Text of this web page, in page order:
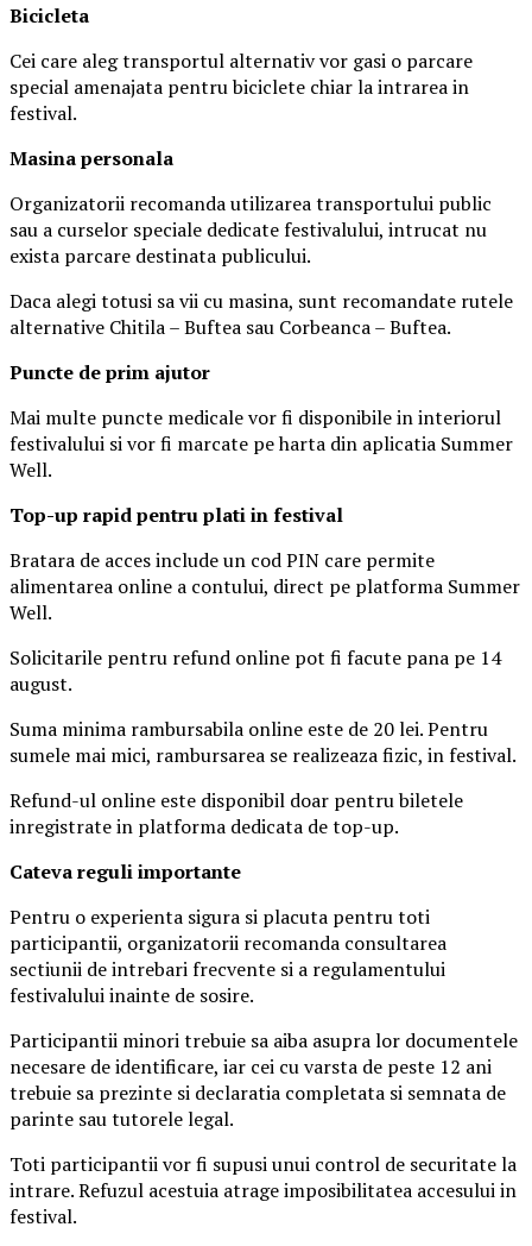
Bicicleta
Cei care aleg transportul alternativ vor gasi o parcare
special amenajata pentru biciclete chiar la intrarea in
festival.
Masinapersonala
Organizatorii recomanda utilizarea transportului public
sau a curselor speciale dedicate festivalului, intrucat nu
exista parcare destinata publicului.
Daca alegi totusi sa vii cu masina, sunt recomandate rutele
alternative Chitila – Buftea sau Corbeanca – Buftea.
Puncte de prim ajutor
Mai multe puncte medicale vor fi disponibile in interiorul
festivalului si vor fi marcate pe harta din aplicatia Summer
Well.
Top-up rapid pentru plati in festival
Bratara de acces include un cod PIN care permite
alimentarea online a contului, direct pe platforma Summer
Well.
Solicitarile pentru refund online pot fi facute pana pe 14
august.
Suma minima rambursabila online este de 20 lei. Pentru
sumele mai mici, rambursarea se realizeaza fizic, in festival.
Refund-ul online este disponibil doar pentru biletele
inregistrate in platforma dedicata de top-up.
Cateva reguli importante
Pentru o experienta sigura si placuta pentru toti
participantii, organizatorii recomanda consultarea
sectiunii de intrebari frecvente si a regulamentului
festivalului inainte de sosire.
Participantii minori trebuie sa aiba asupra lor documentele
necesare de identificare, iar cei cu varsta de peste 12 ani
trebuie sa prezinte si declaratia completata si semnata de
parinte sau tutorele legal.
Toti participantii vor fi supusi unui control de securitate la
intrare. Refuzul acestuia atrage imposibilitatea accesului in
festival.